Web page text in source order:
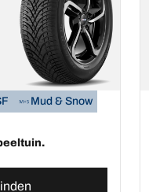
Mud & Snow